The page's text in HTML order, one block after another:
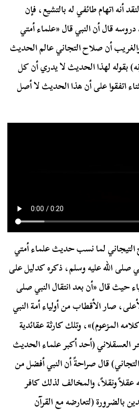
أنه اتهام طائفي له بالتشيع، فإن
قال أن النبي قال «علماء أمتي
أن صلاح التجاني عالم الحديث
لهذا الحديث لا يدري أن كل
اتفقوا على أن هذا الحديث لا أصل
التيجاني لما نسب حديث علماء أمتي
صلى الله عليه وسلم، ذكره كدليل على
حيث قال «أن بعد انتقال النبي صلى
صار الأقطاب من أولياء أمة النبي
المزعوم)»، وتلك كارثة عقائدية
العسقلاني (أحد أكبر علماء الحديث
قال صراحةً أن النبي أفضل من
عقلاً ونقلاً، والمخالف لذلك كافر
بالضرورة (لتعارضه مع القرآن